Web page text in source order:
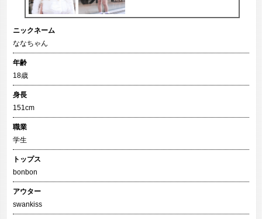
ニックネーム
ななちゃん
年齢
18歳
身長
151cm
職業
学生
トップス
bonbon
アウター
swankiss